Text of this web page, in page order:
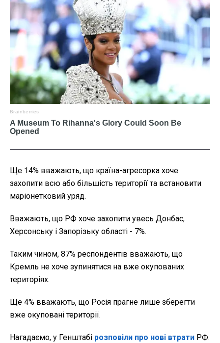
Ще 14% вважають, що країна-агресорка хоче
захопити всю або більшість території та встановити
маріонетковий уряд.
Вважають, що РФ хоче захопити увесь Донбас,
Херсонську і Запорізьку області - 7%.
Таким чином, 87% респондентів вважають, що
Кремль не хоче зупинятися на вже окупованих
територіях.
Ще 4% вважають, що Росія прагне лише зберегти
вже окуповані території.
Нагадаємо, у Генштабі розповіли про нові втрати РФ.